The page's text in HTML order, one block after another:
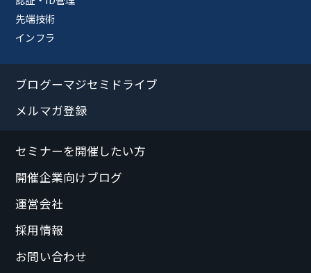
先端技術
インフラ
ブログーマジセミドライブ
メルマガ登録
セミナーを開催したい方
開催企業向けブログ
運営会社
採用情報
お問い合わせ